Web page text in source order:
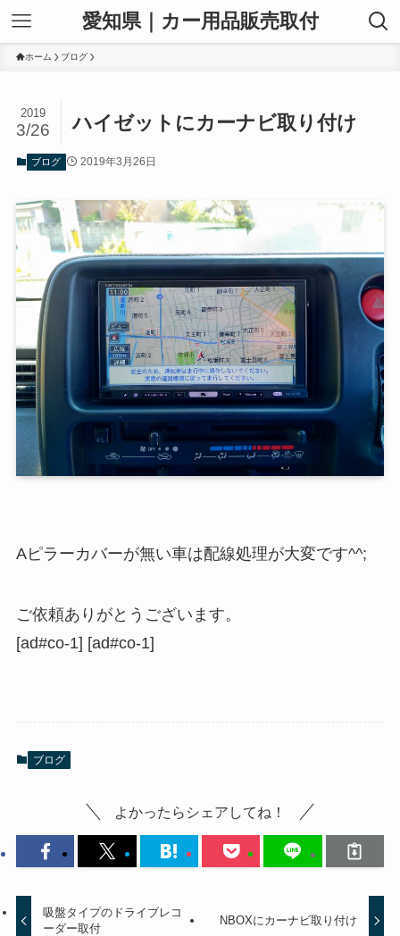
愛知県｜カー用品販売取付
ホーム ブログ
ハイゼットにカーナビ取り付け
2019
3/26
ブログ 2019年3月26日
Aピラーカバーが無い車は配線処理が大変です^^;
ご依頼ありがとうございます。
[ad#co-1] [ad#co-1]
ブログ
よかったらシェアしてね！
吸盤タイプのドライブレコ
ーダー取付
NBOXにカーナビ取り付け